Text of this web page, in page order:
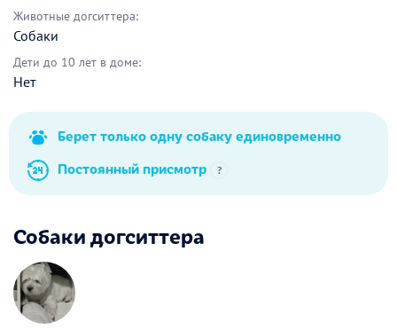
Животные догситтера:
Собаки
Дети до 10 лет в доме:
Нет
Берет только одну собаку единовременно
Постоянный присмотр
?
Собаки догситтера